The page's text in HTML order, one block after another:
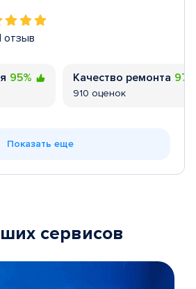
отзыв
95% Качество ремонта
910 оценок
Показать еще
сервисов